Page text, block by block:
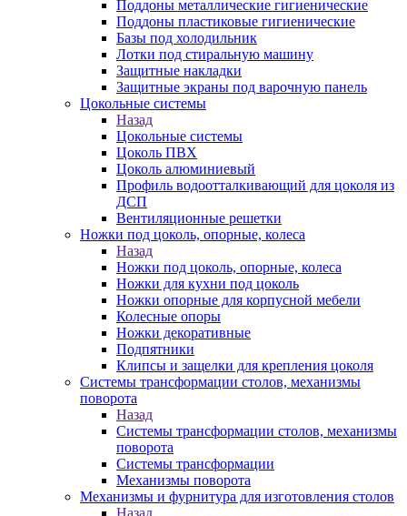
Поддоны металлические гигиенические
Поддоны пластиковые гигиенические
Базы под холодильник
Лотки под стиральную машину
Защитные накладки
Защитные экраны под варочную панель
Цокольные системы
Назад
Цокольные системы
Цоколь ПВХ
Цоколь алюминиевый
Профиль водоотталкивающий для цоколя из
ДСП
Вентиляционные решетки
Ножки под цоколь, опорные, колеса
Назад
Ножки под цоколь, опорные, колеса
Ножки для кухни под цоколь
Ножки опорные для корпусной мебели
Колесные опоры
Ножки декоративные
Подпятники
Клипсы и защелки для крепления цоколя
Системы трансформации столов, механизмы
поворота
Назад
Системы трансформации столов, механизмы
поворота
Системы трансформации
Механизмы поворота
Механизмы и фурнитура для изготовления столов
Назад